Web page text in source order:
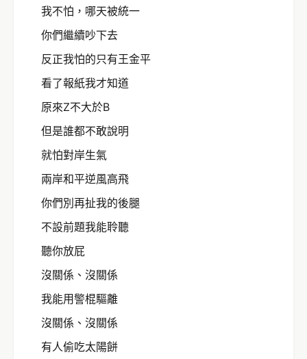
我不怕，哪天被統一
你們繼續吵下去
反正我怕的只有王金平
看了報紙我才知道
原來Z不大於B
但是誰都不敢說明
就怕對岸生氣
兩岸和平逆風高飛
你們別再扯我的後腿
不設前題我能聆聽
聽你放屁
沒關係、沒關係
我能用警棍驅離
沒關係、沒關係
有人偷吃太陽餅